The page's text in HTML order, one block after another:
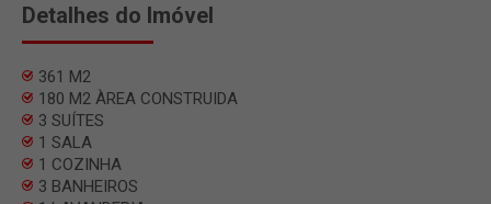
Detalhes do Imóvel
361 M2
180 M2 ÀREA CONSTRUIDA
3 SUÍTES
1 SALA
1 COZINHA
3 BANHEIROS